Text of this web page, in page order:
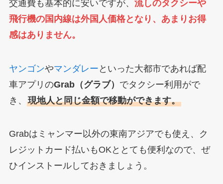
交通費も基本的に安いですが、 流しのタクシーや
飛行機の国内線は外国人価格となり、あまりお得
感はありません。
ヤンゴンやマンダレー といった大都市であれば配
車アプリのGrab（グラブ） でタクシー利用がで
き、 現地人と同じ金額で移動ができます。
Grabはミャンマー以外の東南アジアでも使え、ク
レジットカード払いもOKととても便利なので、ぜ
ひインストールしておきましょう。